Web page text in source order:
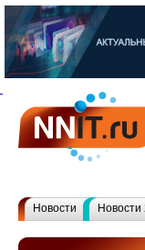
Новости Новости